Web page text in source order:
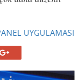
UYGULAMASI